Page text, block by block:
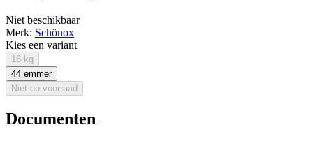
Niet beschikbaar
Merk: Schönox
Kies een variant
16 kg
44 emmer
Niet op voorraad
Documenten